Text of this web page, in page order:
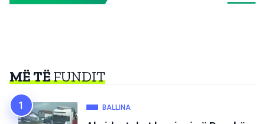
MË TËFUNDIT
BALLINA